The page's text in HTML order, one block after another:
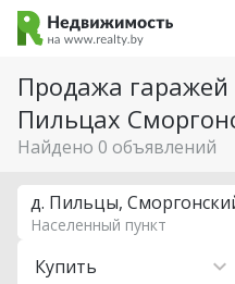
Продажа
Пильцах
Найдено 0 объявлений
Купить
д. Пильцы,
Населенный пункт